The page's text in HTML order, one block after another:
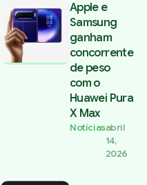
Apple e
Samsung
ganham
concorrente
de peso
com o
Huawei Pura
X Max
Notíciasabril
14,
2026